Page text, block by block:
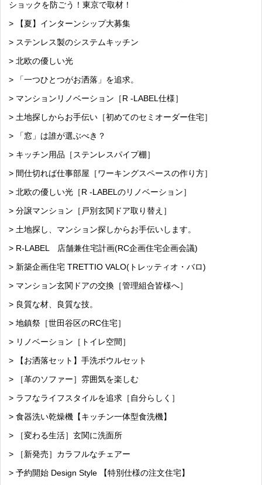
ショックを防ごう！東京で取材！
> 【夏】インターンシップ大募集
> ステンレス製のシステムキッチン
> 北欧の優しい光
> 「一つひとつがお洒落」を追求。
> マンションリノベーション［R -LABEL仕様］
> 土地探しからお手伝い［初めてのセミオーダー住宅］
> 「窓」は誰が選ぶべき？
> キッチン用品［ステンレスパイプ棚］
> 間仕切れば仕事部屋［ワーキングスペースの作り方］
> 北欧の優しい光［R -LABELのリノベーション］
> 分譲マンション［戸別玄関ドア取り替え］
> 土地探し、マンション探しからお手伝いします。
> R-LABEL 店舗兼住宅計画(RC企画住宅企画会議)
> 新築企画住宅 TRETTIO VALO(トレッティオ・バロ)
> マンション玄関ドアの交換［管理組合皆様へ］
> 良質な材、良質な技。
> 地鎮祭［世田谷区のRC住宅］
> リノベーション［トイレ空間］
> 【お洒落セット】手洗ボウルセット
> ［革のソファー］雰囲気を楽しむ
> ラフなライフスタイルを追求［自分らしく］
> 食器洗い乾燥機【キッチン一体型食洗機】
> ［変わる生活］玄関に洗面所
> ［新発売］カラフルなチェアー
> 予約開始 Design Style 【特別仕様の注文住宅】